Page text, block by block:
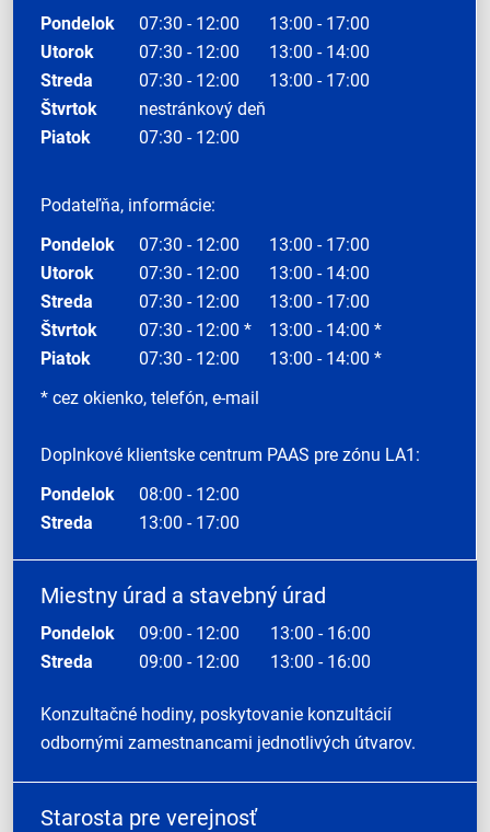
Pondelok
07:30 - 12:00
13:00 - 17:00
Utorok
07:30 - 12:00
13:00 - 14:00
Streda
07:30 - 12:00
13:00 - 17:00
Štvrtok
nestránkový deň
Piatok
07:30 - 12:00
Podateľňa, informácie:
Pondelok
07:30 - 12:00
13:00 - 17:00
Utorok
07:30 - 12:00
13:00 - 14:00
Streda
07:30 - 12:00
13:00 - 17:00
Štvrtok
07:30 - 12:00 *
13:00 - 14:00 *
Piatok
07:30 - 12:00
13:00 - 14:00 *
* cez okienko, telefón, e-mail
Doplnkové klientske centrum PAAS pre zónu LA1:
Pondelok
08:00 - 12:00
Streda
13:00 - 17:00
Miestny úrad a stavebný úrad
Pondelok 09:00 - 12:00
13:00 - 16:00
Streda
09:00 - 12:00 13:00 - 16:00
Konzultačné hodiny, poskytovanie konzultácií
odbornými zamestnancami jednotlivých útvarov.
Starosta pre verejnosť